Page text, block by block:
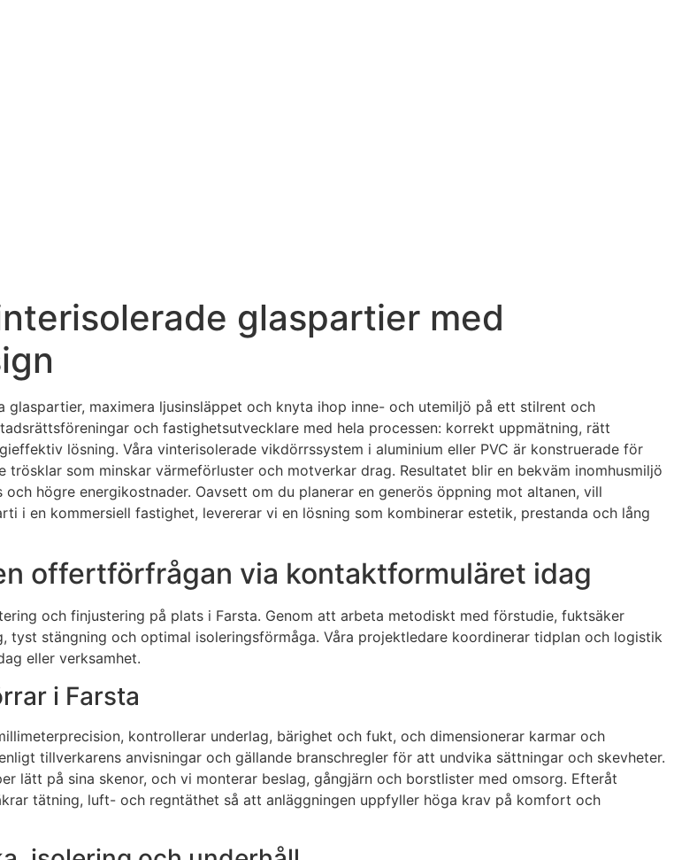
glaspartier med
maximera ljusinsläppet och knyta ihop inne- och utemiljö på ett stilrent och
och fastighetsutvecklare med hela processen: korrekt uppmätning, rätt
lösning. Våra vinterisolerade vikdörrssystem i aluminium eller PVC är konstruerade för
som minskar värmeförluster och motverkar drag. Resultatet blir en bekväm inomhusmiljö
högre energikostnader. Oavsett om du planerar en generös öppning mot altanen, vill
i en kommersiell fastighet, levererar vi en lösning som kombinerar estetik, prestanda och lång
offertförfrågan via kontaktformuläret idag
och finjustering på plats i Farsta. Genom att arbeta metodiskt med förstudie, fuktsäker
stängning och optimal isoleringsförmåga. Våra projektledare koordinerar tidplan och logistik
eller verksamhet.
i Farsta
kontrollerar underlag, bärighet och fukt, och dimensionerar karmar och
tillverkarens anvisningar och gällande branschregler för att undvika sättningar och skevheter.
på sina skenor, och vi monterar beslag, gångjärn och borstlister med omsorg. Efteråt
tätning, luft- och regntäthet så att anläggningen uppfyller höga krav på komfort och